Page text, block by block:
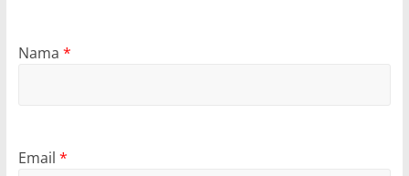
Nama *
Email *